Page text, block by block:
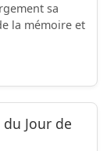
sa
la mémoire et
Jour de